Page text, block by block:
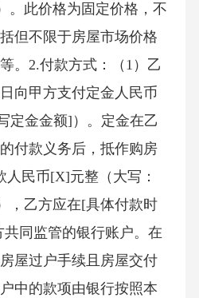
。此价格为固定价格，不
但不限于房屋市场价格
。2.付款方式：（1）乙
向甲方支付定金人民币
定金金额]）。定金在乙
付款义务后，抵作购房
民币[X]元整（大写：
，乙方应在[具体付款时
同监管的银行账户。在
屋过户手续且房屋交付
中的款项由银行按照本